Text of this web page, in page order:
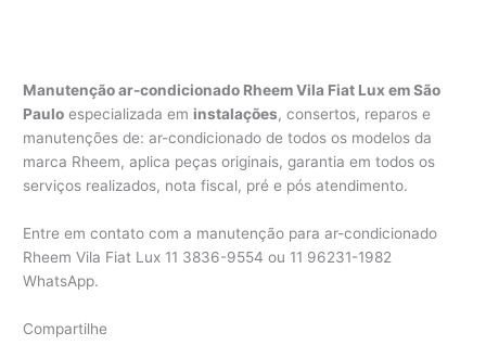
Manutenção ar-condicionado Rheem Vila Fiat Lux emSão
Paulo especializada em instalações, consertos, reparos e
manutenções de: ar-condicionado de todos os modelos da
marca Rheem, aplica peças originais, garantia em todos os
serviços realizados, nota fiscal, pré e pós atendimento.
Entre em contato com a manutenção para ar-condicionado
Rheem Vila Fiat Lux 11 3836-9554 ou 11 96231-1982
WhatsApp.
Compartilhe